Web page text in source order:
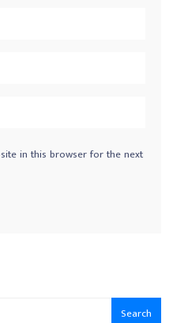
in this browser for the next
Search